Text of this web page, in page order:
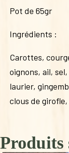
Pot de 65gr
Ingrédients :
Carottes,
oignons, ail,
laurier,
clous de
Produits